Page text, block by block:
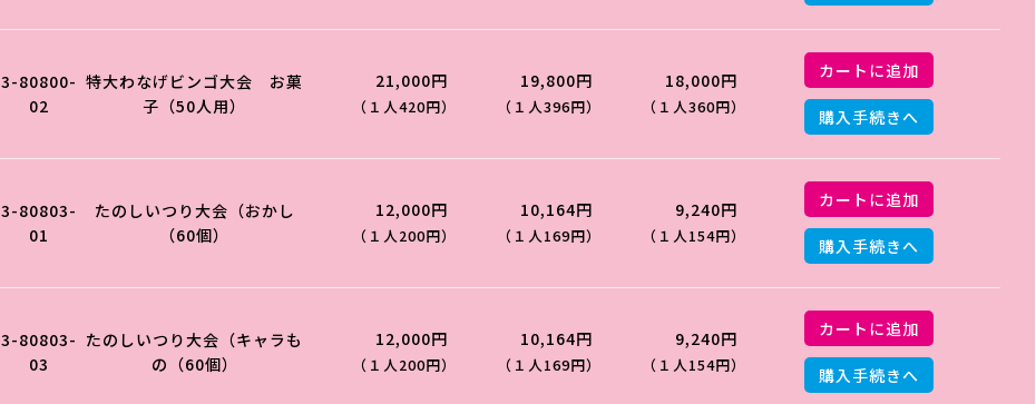
3-80800-
02
特大わなげビンゴ大会 お菓
子（50人用）
21,000円
（１人420円）
19,800円
（１人396円）
18,000円
（１人360円）
カートに追加
購入手続きへ
3-80803-
01
たのしいつり大会（おかし
（60個）
12,000円
（１人200円）
10,164円
（１人169円）
9,240円
（１人154円）
カートに追加
購入手続きへ
3-80803-
03
たのしいつり大会（キャラも
の（60個）
12,000円
（１人200円）
10,164円
（１人169円）
9,240円
（１人154円）
カートに追加
購入手続きへ